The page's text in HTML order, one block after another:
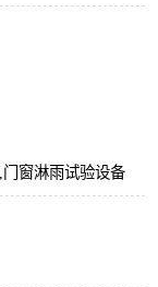
窗淋雨试验设备